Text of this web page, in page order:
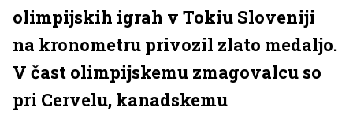
olimpijskih igrah v Tokiu Sloveniji
na kronometru privozil zlato medaljo.
V čast olimpijskemu zmagovalcu so
pri Cervelu, kanadskemu